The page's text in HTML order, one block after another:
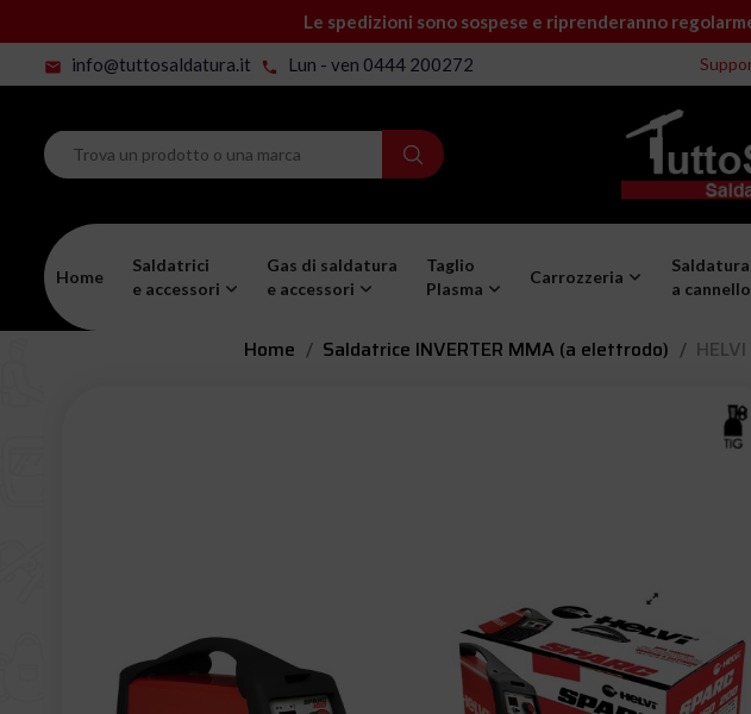
Le spedizioni sono sospese e riprenderanno
mail info@tuttosaldatura.it phone Lun - ven 0444 200272
Home
Saldatrici
e accessori
Gas di saldatura
e accessori
Taglio
Plasma
Carrozzeria
a cannello
Home Saldatrice INVERTER MMA (a elettrodo)